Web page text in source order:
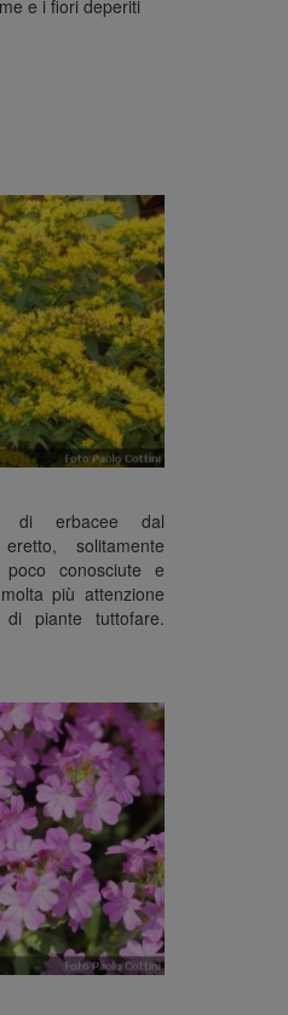
e i fiori deperiti
di erbacee dal
solitamente
conosciute e
più attenzione
piante tuttofare.